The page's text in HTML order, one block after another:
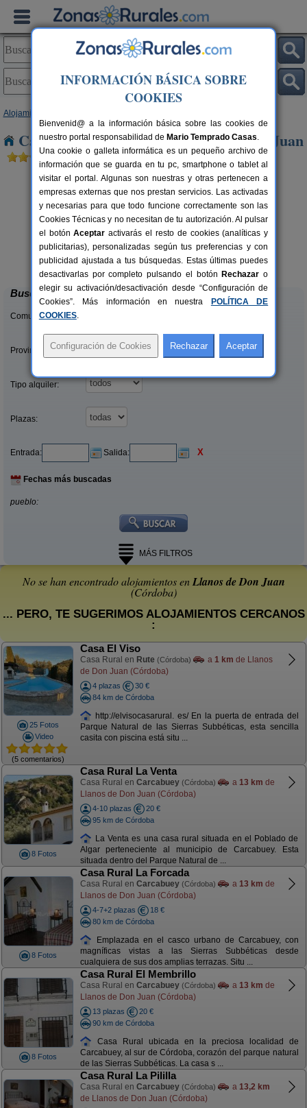
Alojamientos
Casas Rurales cerca de Llanos de Don Juan
4 pers.
desde30 €
Casa El Viso
Rute (Córdoba)
Buscar
Comunidades:
Provincias/Islas:
Tipo alquiler:
Plazas:
Entrada: Salida: X
Fechas más buscadas
pueblo:
MÁS FILTROS
No se han encontrado alojamientos enLlanos de Don Juan
(Córdoba)
... PERO, TE SUGERIMOS ALOJAMIENTOS CERCANOS
:
25 Fotos
Video
(5 comentarios)
Casa El Viso
Casa Rural en Rute (Córdoba) a 1 km de Llanos
de Don Juan (Córdoba)
4 plazas
30 €
84 km de Córdoba
http://elvisocasarural. es/ En la puerta de entrada del
Parque Natural de las Sierras Subbéticas, esta sencilla
casita con piscina está situ ...
8 Fotos
Casa Rural La Venta
Casa Rural en Carcabuey (Córdoba) a 13 km de
Llanos de Don Juan (Córdoba)
4-10 plazas
20 €
95 km de Córdoba
La Venta es una casa rural situada en el Poblado de
Algar perteneciente al municipio de Carcabuey. Esta
situada dentro del Parque Natural de ...
8 Fotos
Casa Rural La Forcada
Casa Rural en Carcabuey (Córdoba) a 13 km de
Llanos de Don Juan (Córdoba)
4-7+2 plazas
18 €
80 km de Córdoba
Emplazada en el casco urbano de Carcabuey, con
magníficas vistas a las Sierras Subbéticas desde
cualquiera de sus dos amplias terrazas. Situ ...
8 Fotos
Casa Rural El Membrillo
Casa Rural en Carcabuey (Córdoba) a 13 km de
Llanos de Don Juan (Córdoba)
13 plazas
20 €
90 km de Córdoba
Casa Rural ubicada en la preciosa localidad de
Carcabuey, al sur de Córdoba, corazón del parque natural
de las Sierras Subbéticas. La casa s ...
Casa Rural La Pililla
Casa Rural en Carcabuey (Córdoba) a 13,2 km
de Llanos de Don Juan (Córdoba)
INFORMACIÓN BÁSICA SOBRE
COOKIES
Bienvenid@ a la información básica sobre las cookies de
nuestro portal responsabilidad de Mario Temprado Casas.
Una cookie o galleta informática es un pequeño archivo de
información que se guarda en tu pc, smartphone o tablet al
visitar el portal. Algunas son nuestras y otras pertenecen a
empresas externas que nos prestan servicios. Las activadas
y necesarias para que todo funcione correctamente son las
Cookies Técnicas y no necesitan de tu autorización. Al pulsar
el botónAceptar activarás el resto de cookies (analíticas y
publicitarias), personalizadas según tus preferencias y con
publicidad ajustada a tus búsquedas. Estas últimas puedes
desactivarlas por completo pulsando el botón Rechazar o
elegir su activación/desactivación desde “Configuración de
Cookies”. Más información en nuestra
POLÍTICA DE
COOKIES.